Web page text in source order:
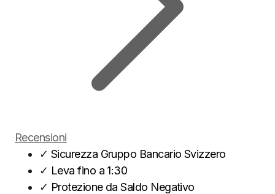
Recensioni
✓ Sicurezza Gruppo Bancario Svizzero
✓ Leva fino a 1:30
✓ Protezione da Saldo Negativo